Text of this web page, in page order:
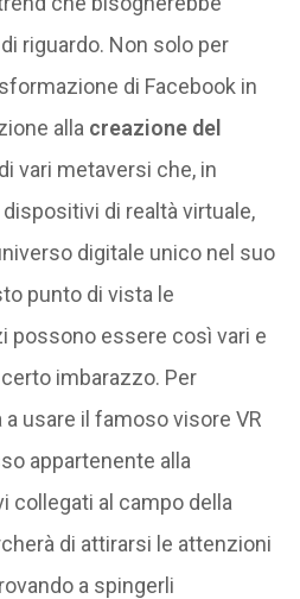
riguardo. Non solo per
di Facebook in
alla creazione del
vari metaversi che, in
di realtà virtuale,
digitale unico nel suo
punto di vista le
possono essere così vari e
imbarazzo. Per
usare il famoso visore VR
appartenente alla
collegati al campo della
di attirarsi le attenzioni
a spingerli